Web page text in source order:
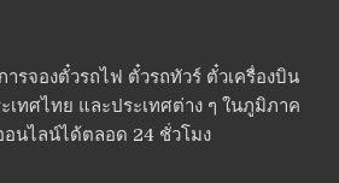
ารจองตั๋วรถไฟ ตั๋วรถทัวร์ ตั๋วเครื่องบิน
เทศไทย และประเทศต่าง ๆ ในภูมิภาค
อนไลน์ได้ตลอด 24 ชั่วโมง